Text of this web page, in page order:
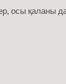
осы қаланы